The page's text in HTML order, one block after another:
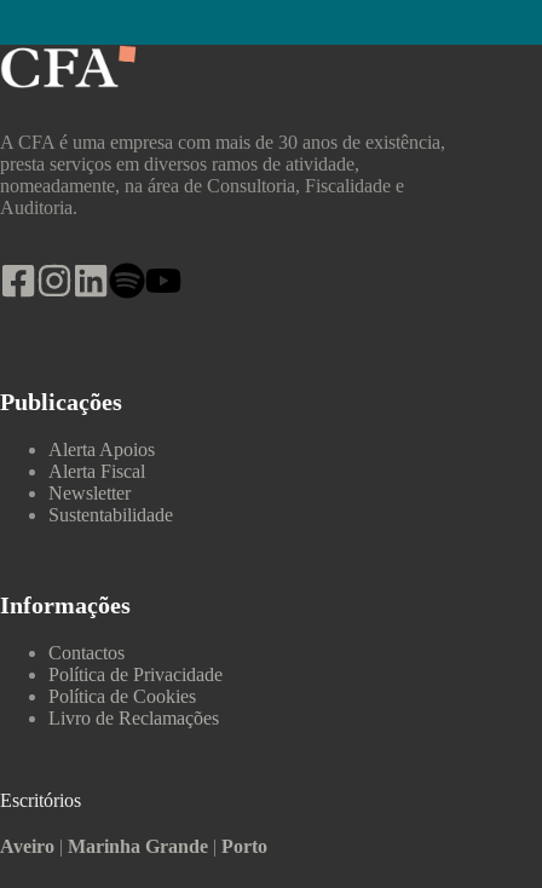
A CFA é uma empresa com mais de 30 anos de existência,
presta serviços em diversos ramos de atividade,
nomeadamente, na área de Consultoria, Fiscalidade e
Auditoria.
Publicações
Alerta Apoios
Alerta Fiscal
Newsletter
Sustentabilidade
Informações
Contactos
Política de Privacidade
Política de Cookies
Livro de Reclamações
Escritórios
Aveiro | Marinha Grande | Porto